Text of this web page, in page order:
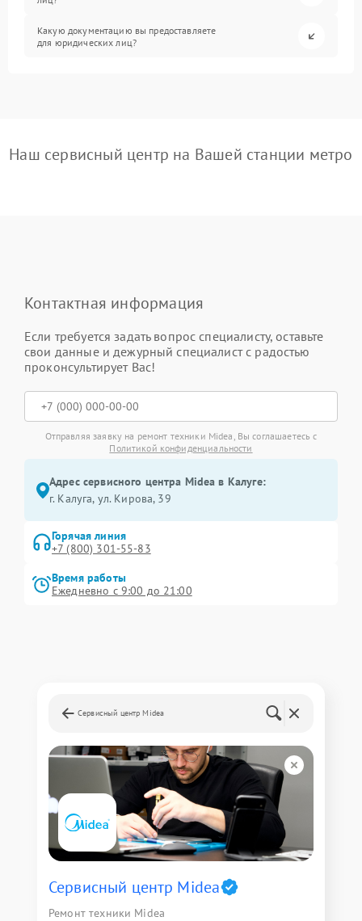
Какую документацию вы предоставляете
для юридических лиц?
Наш сервисный центр на Вашей станции метро
Контактная информация
Если требуется задать вопрос специалисту, оставьте
свои данные и дежурный специалист с радостью
проконсультирует Вас!
Отправляя заявку на ремонт техники Midea, Вы соглашаетесь с
Политикой конфиденциальности
Адрес сервисного центра Midea в Калуге:
г. Калуга, ул. Кирова, 39
Горячая линия
+7 (800) 301-55-83
Время работы
Ежедневно с 9:00 до 21:00
Сервисный центр Midea
Сервисный центр Midea
Ремонт техники Midea